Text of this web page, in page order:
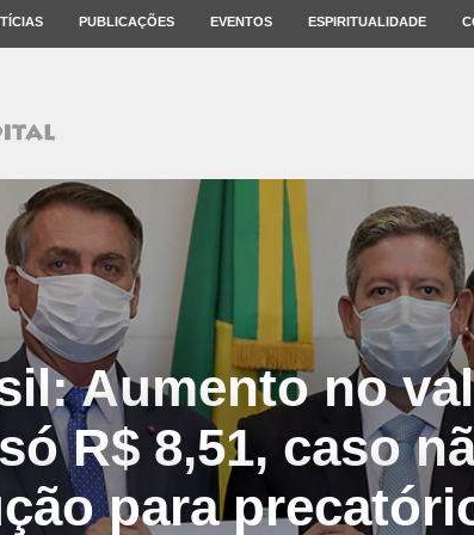
PUBLICAÇÕES EVENTOS ESPIRITUALIDADE
Aumento no
R$ 8,51, caso
para